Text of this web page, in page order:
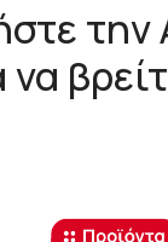
την
να